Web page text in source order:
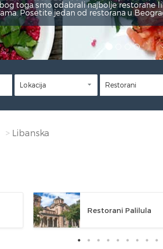
Libanska
Restorani Palilula